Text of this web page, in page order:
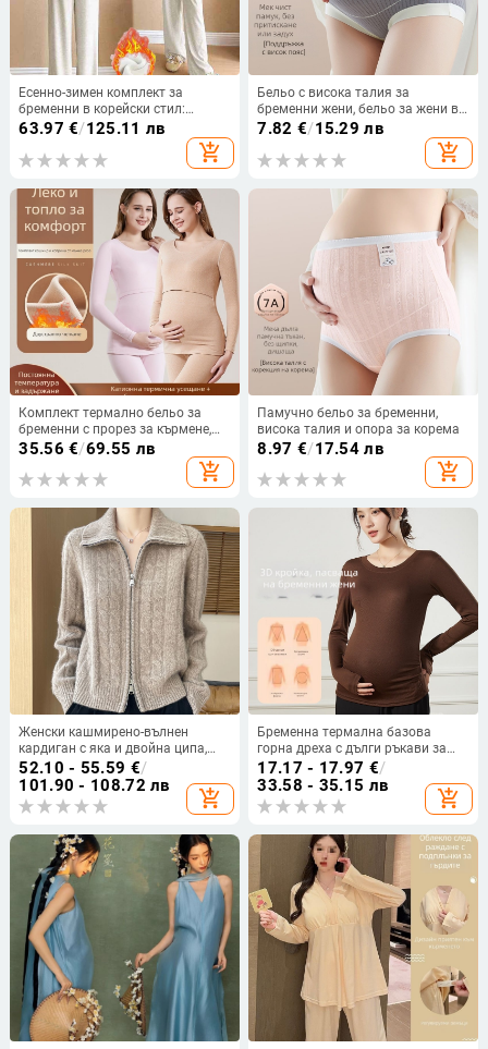
Есенно-зимен комплект за
бременни в корейски стил:
полузипна качулка върху T‑шърт
с висока талия и регулируеми
панталони
63.97 €/125.11 лв
add_shopping_cart
Бельо с висока талия за
бременни жени, бельо за жени в
ранна, средна и късна
бременност, бельо след раждане,
памучно бельо с висока талия,
7.82 €/15.29 лв
add_shopping_cart
Комплект термално бельо за
бременни с прорез за кърмене,
кашмирено плат и смес
полиестер–вискоза, горнище с
дълги ръкави и дълги долнища,
35.56 €/69.55 лв
add_shopping_cart
Памучно бельо за бременни,
висока талия и опора за корема
8.97 €/17.54 лв
add_shopping_cart
Женски кашмирено-вълнен
кардиган с яка и двойна ципа,
дебел кабелен трикотаж, 3/4
ръкав
52.10 - 55.59 €/
101.90 - 108.72 лв
add_shopping_cart
Бременна термална базова
горна дреха с дълги ръкави за
пролетта, есента и зимата
17.17 - 17.97 €/
33.58 - 35.15 лв
add_shopping_cart